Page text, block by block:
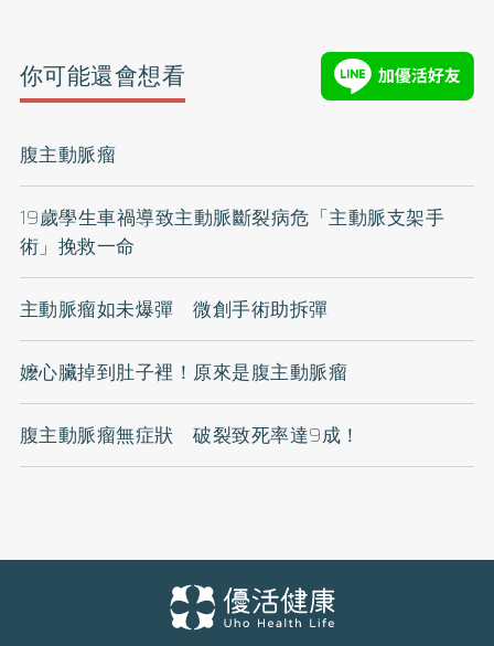
你可能還會想看
腹主動脈瘤
19歲學生車禍導致主動脈斷裂病危「主動脈支架手
術」挽救一命
主動脈瘤如未爆彈 微創手術助拆彈
嬤心臟掉到肚子裡！原來是腹主動脈瘤
腹主動脈瘤無症狀 破裂致死率達9成！